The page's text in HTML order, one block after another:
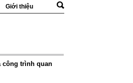
Giới thiệu
công trình quan